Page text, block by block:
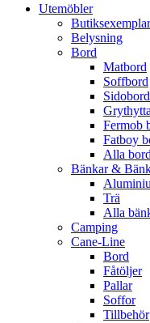
Utemöbler
Belysning
Bord
Matbord
Soffbord
Sidobord
Fermob
Fatboy
Alla bord
Bänkar &
Trä
Alla
Camping
Cane-Line
Bord
Fåtöljer
Pallar
Soffor
Tillbehör